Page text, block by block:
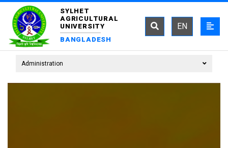
SYLHET
AGRICULTURAL
UNIVERSITY
BANGLADESH
EN
Administration